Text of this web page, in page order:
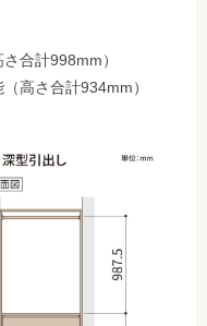
合計998mm）
高さ合計934mm）